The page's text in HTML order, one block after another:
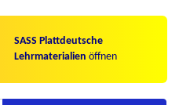
SASS Plattdeutsche
Lehrmaterialien öffnen